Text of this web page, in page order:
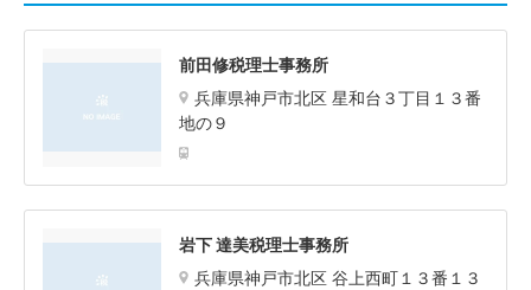
前田修税理士事務所
兵庫県神戸市北区 星和台３丁目１３番
地の９
岩下 達美税理士事務所
兵庫県神戸市北区 谷上西町１３番１３